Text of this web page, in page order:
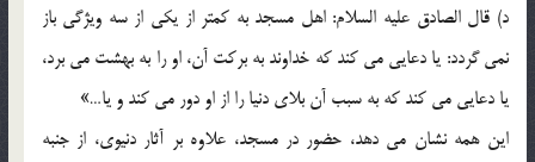
د) قال الصادق علیه السلام: اهل مسجد به کمتر از یکی از سه ویژگی باز
نمی گردد: یا دعایی می کند که خداوند به برکت آن، او را به بهشت می برد،
یا دعایی می کند که به سبب آن بلای دنیا را از او دور می کند و یا…»
این همه نشان می دهد، حضور در مسجد، علاوه بر آثار دنیوی، از جنبه